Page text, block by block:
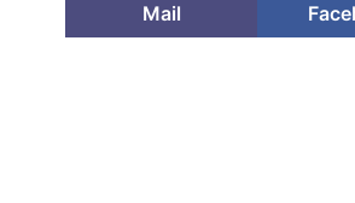
Mail